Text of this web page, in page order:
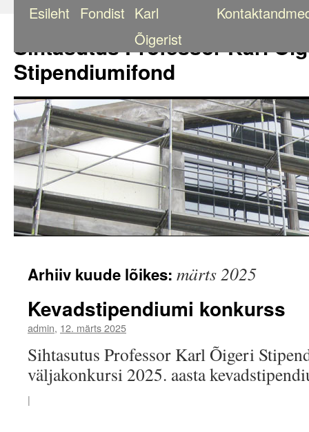
Sihtasutus Professor Karl
Stipendiumifond
Esileht Fondist Karl
Õigerist
Arhiiv kuude lõikes: märts 2025
Kevadstipendiumi konkurss
admin, 12. märts 2025
Sihtasutus Professor Karl Õigeri
väljakonkursi 2025. aasta
|